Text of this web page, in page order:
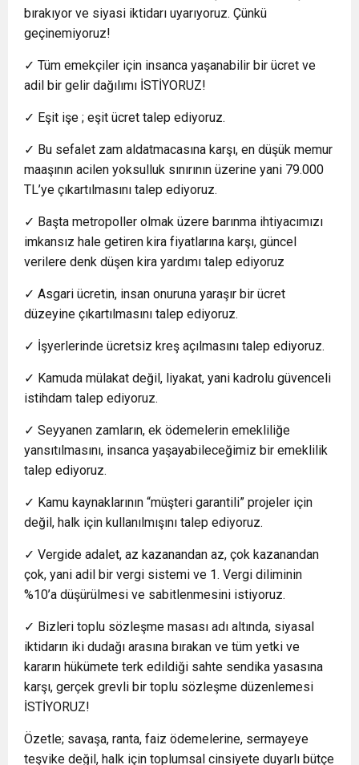
bırakıyor ve siyasi iktidarı uyarıyoruz. Çünkü
geçinemiyoruz!
✓ Tüm emekçiler için insanca yaşanabilir bir ücret ve
adil bir gelir dağılımı İSTİYORUZ!
✓ Eşit işe ; eşit ücret talep ediyoruz.
✓ Bu sefalet zam aldatmacasına karşı, en düşük memur
maaşının acilen yoksulluk sınırının üzerine yani 79.000
TL’ye çıkartılmasını talep ediyoruz.
✓ Başta metropoller olmak üzere barınma ihtiyacımızı
imkansız hale getiren kira fiyatlarına karşı, güncel
verilere denk düşen kira yardımı talep ediyoruz
✓ Asgari ücretin, insan onuruna yaraşır bir ücret
düzeyine çıkartılmasını talep ediyoruz.
✓ İşyerlerinde ücretsiz kreş açılmasını talep ediyoruz.
✓ Kamuda mülakat değil, liyakat, yani kadrolu güvenceli
istihdam talep ediyoruz.
✓ Seyyanen zamların, ek ödemelerin emekliliğe
yansıtılmasını, insanca yaşayabileceğimiz bir emeklilik
talep ediyoruz.
✓ Kamu kaynaklarının “müşteri garantili” projeler için
değil, halk için kullanılmışını talep ediyoruz.
✓ Vergide adalet, az kazanandan az, çok kazanandan
çok, yani adil bir vergi sistemi ve 1. Vergi diliminin
%10’a düşürülmesi ve sabitlenmesini istiyoruz.
✓ Bizleri toplu sözleşme masası adı altında, siyasal
iktidarın iki dudağı arasına bırakan ve tüm yetki ve
kararın hükümete terk edildiği sahte sendika yasasına
karşı, gerçek grevli bir toplu sözleşme düzenlemesi
İSTİYORUZ!
Özetle; savaşa, ranta, faiz ödemelerine, sermayeye
teşvike değil, halk için toplumsal cinsiyete duyarlı bütçe